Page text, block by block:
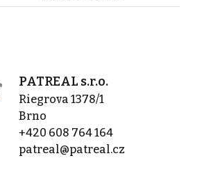
PATREAL s.r.o.
Riegrova 1378/1
Brno
+420 608 764 164
patreal@patreal.cz